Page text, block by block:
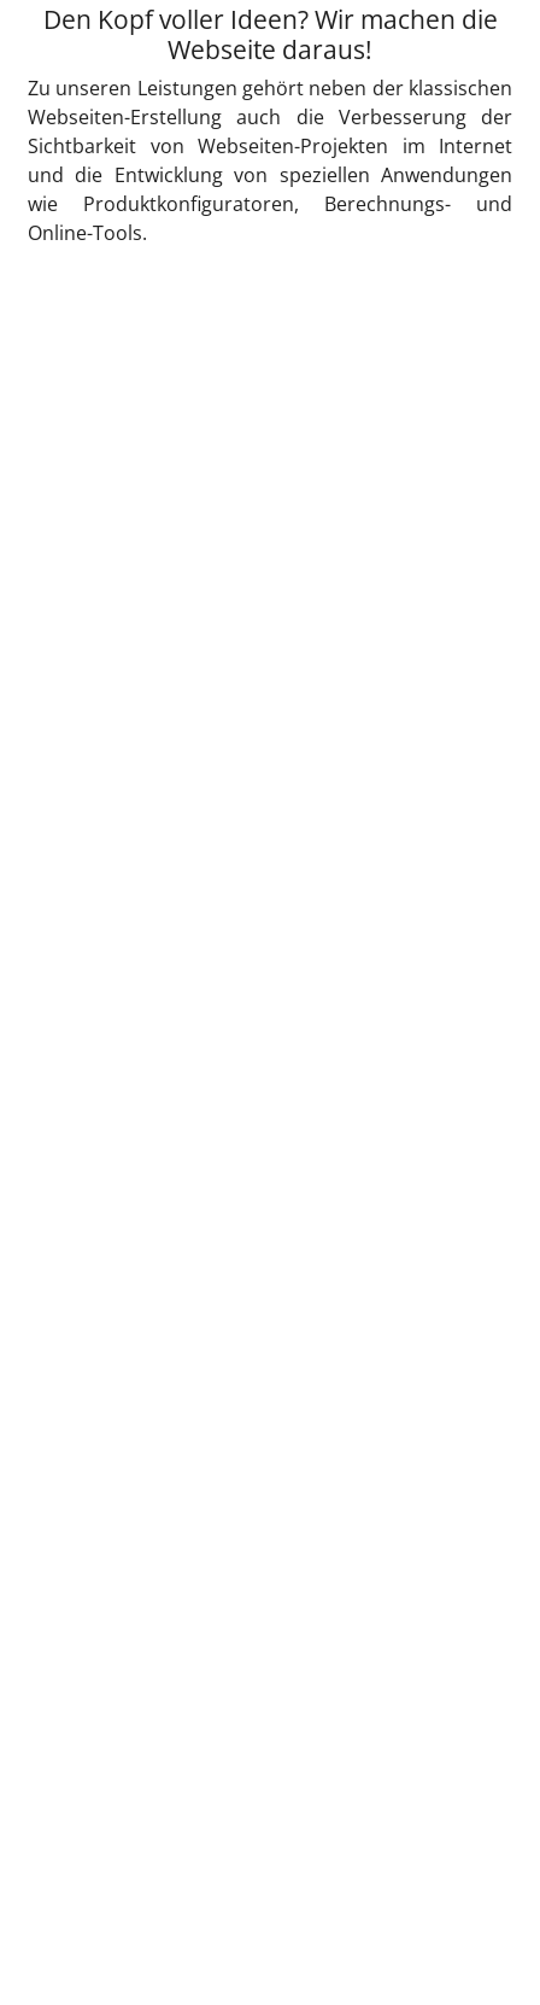
Den Kopf voller Ideen? Wir machen die
Webseite daraus!
Zu unseren Leistungen gehört neben der klassischen
Webseiten-Erstellung auch die Verbesserung der
Sichtbarkeit von Webseiten-Projekten im Internet
und die Entwicklung von speziellen Anwendungen
wie Produktkonfiguratoren, Berechnungs- und
Online-Tools.